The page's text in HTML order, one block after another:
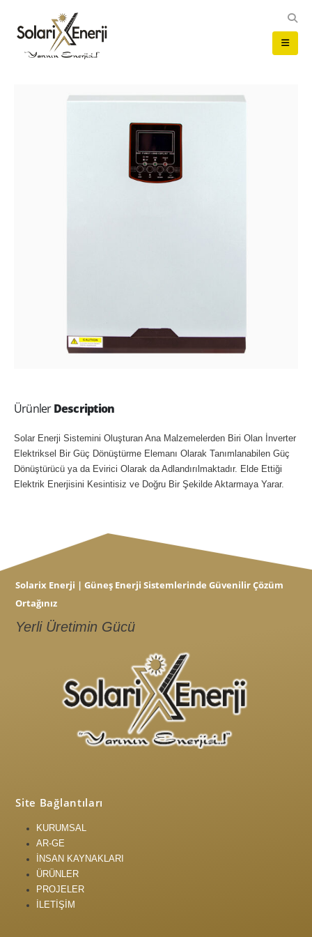
ÜrünlerDescription
Solar Enerji Sistemini Oluşturan Ana Malzemelerden Biri Olan İnverter
Elektriksel Bir Güç Dönüştürme Elemanı Olarak Tanımlanabilen Güç
Dönüştürücü ya da Evirici Olarak da Adlandırılmaktadır. Elde Ettiği
Elektrik Enerjisini Kesintisiz ve Doğru Bir Şekilde Aktarmaya Yarar.
Solarix Enerji | Güneş Enerji Sistemlerinde Güvenilir Çözüm
Ortağınız
Yerli Üretimin Gücü
Site Bağlantıları
KURUMSAL
AR-GE
İNSAN KAYNAKLARI
ÜRÜNLER
PROJELER
İLETİŞİM